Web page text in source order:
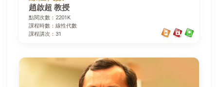
趙啟超 教授
點閱次數：2201K
課程時數：線性代數
課程講次：31